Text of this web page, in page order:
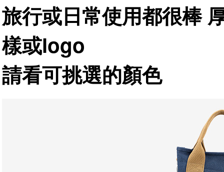
旅行或日常使用都很棒
樣或logo
請看可挑選的顏色